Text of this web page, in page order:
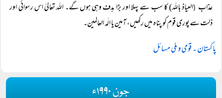
عذاب (العیاذ باللہ) کا سب سے پہلا اور بڑا ہدف وہی ہوں گے۔ اللہ تعالیٰ اس رسوائی اور
ذلت سے پوری قوم کو پناہ میں رکھیں، آمین یا الٰہ العالمین۔
پاکستان ۔ قومی و ملی مسائل
جون ۱۹۹۰ء